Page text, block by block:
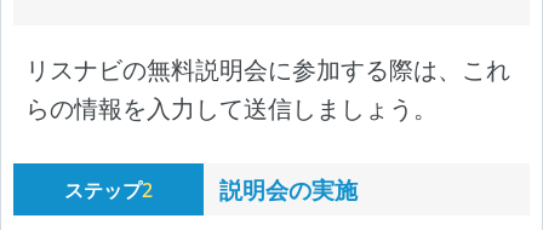
リスナビの無料説明会に参加する際は、これ
らの情報を入力して送信しましょう。
ステップ2 説明会の実施